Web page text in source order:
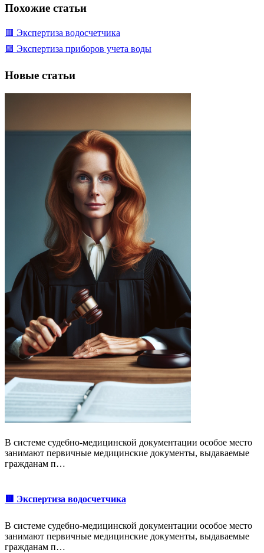
Похожие статьи
🟥 Экспертиза водосчетчика
🟩 Экспертиза приборов учета воды
Новые статьи
В системе судебно-медицинской документации особое место
занимают первичные медицинские документы, выдаваемые
гражданам п…
🟥 Экспертиза водосчетчика
В системе судебно-медицинской документации особое место
занимают первичные медицинские документы, выдаваемые
гражданам п…